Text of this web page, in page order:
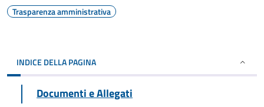
Trasparenza amministrativa
INDICE DELLA PAGINA
Documenti e Allegati